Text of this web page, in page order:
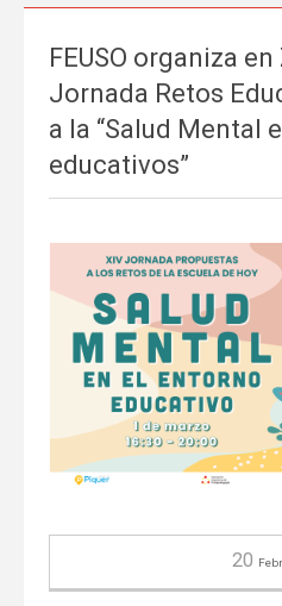
FEUSO organiza
Jornada Retos
a la “Salud Mental
educativos”
20